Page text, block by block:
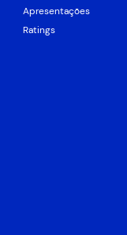
Apresentações
Ratings